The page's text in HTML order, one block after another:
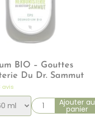
BIO – Gouttes
Du Dr. Sammut
Ajouter au
panier